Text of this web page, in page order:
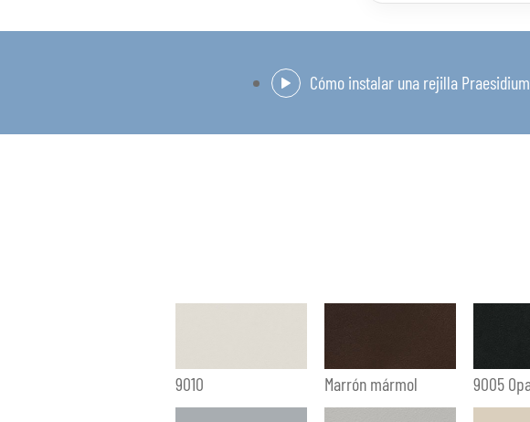
Cómo instalar una rejilla Praesidium
9010 Marrón mármol 9005